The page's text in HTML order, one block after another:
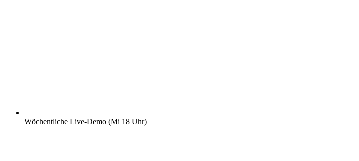
Wöchentliche Live-Demo (Mi 18 Uhr)